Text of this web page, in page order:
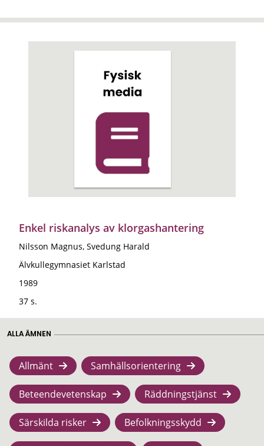
Enkel riskanalys av klorgashantering
Nilsson Magnus, Svedung Harald
Älvkullegymnasiet Karlstad
1989
37 s.
ALLA ÄMNEN
Allmänt Samhällsorientering
Beteendevetenskap Räddningstjänst
Särskilda risker Befolkningsskydd